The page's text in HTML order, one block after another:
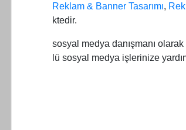
Reklam & Banner Tasarımı,
ktedir.
sosyal medya danışmanı
lü sosyal medya işlerinize